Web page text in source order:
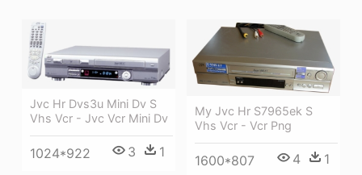
Jvc Hr Dvs3u Mini Dv S
Vhs Vcr - Jvc Vcr Mini Dv
1024*922 3 1
My Jvc Hr S7965ek S
Vhs Vcr - Vcr Png
1600*807 4 1